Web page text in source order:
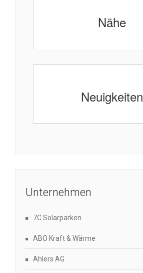
Nähe
Neuigkeiten
Unternehmen
7C Solarparken
ABO Kraft & Wärme
Ahlers AG